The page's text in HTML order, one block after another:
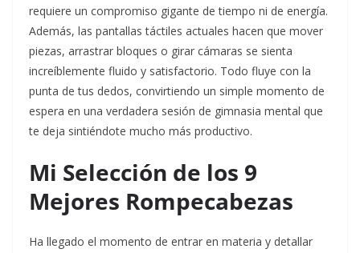
requiere un compromiso gigante de tiempo ni de energía.
Además, las pantallas táctiles actuales hacen que mover
piezas, arrastrar bloques o girar cámaras se sienta
increíblemente fluido y satisfactorio. Todo fluye con la
punta de tus dedos, convirtiendo un simple momento de
espera en una verdadera sesión de gimnasia mental que
te deja sintiéndote mucho más productivo.
Mi Selección de los 9
Mejores Rompecabezas
Ha llegado el momento de entrar en materia y detallar